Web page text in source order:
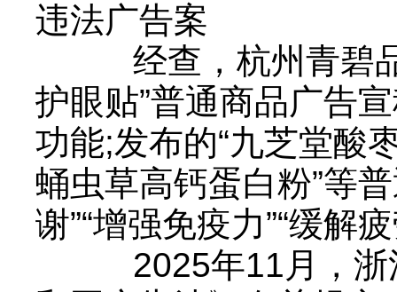
违法广告案
经查，杭州青碧品
护眼贴”普通商品广告
功能;发布的“九芝堂酸
蛹虫草高钙蛋白粉”等
谢”“增强免疫力”“缓解
2025年11月，浙